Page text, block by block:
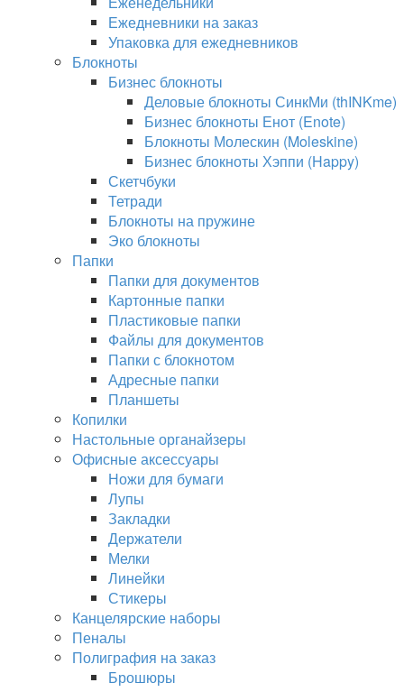
Ежедневники на заказ
Упаковка для ежедневников
Блокноты
Бизнес блокноты
Деловые блокноты СинкМи (thINKme)
Бизнес блокноты Енот (Enote)
Блокноты Молескин (Moleskine)
Бизнес блокноты Хэппи (Happy)
Скетчбуки
Тетради
Блокноты на пружине
Эко блокноты
Папки
Папки для документов
Картонные папки
Пластиковые папки
Файлы для документов
Папки с блокнотом
Адресные папки
Планшеты
Копилки
Настольные органайзеры
Офисные аксессуары
Ножи для бумаги
Лупы
Закладки
Держатели
Мелки
Линейки
Стикеры
Канцелярские наборы
Пеналы
Полиграфия на заказ
Брошюры